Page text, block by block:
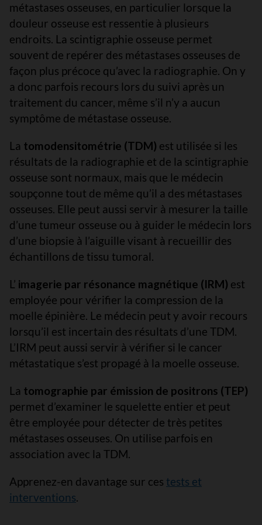
métastases osseuses, en particulier lorsque la
douleur osseuse est ressentie à plusieurs
endroits. La scintigraphie osseuse permet
souvent de repérer des métastases osseuses de
façon plus précoce qu’avec la radiographie. On y
a donc parfois recours lors du suivi après un
traitement du cancer, même s’il n’y a aucun
symptôme de métastase osseuse.
La tomodensitométrie (TDM) est utilisée si les
résultats de la radiographie et de la scintigraphie
osseuse sont normaux, mais que le médecin
soupçonne tout de même qu’il a des métastases
osseuses. Elle peut aussi servir à mesurer la taille
d’une tumeur osseuse ou à guider le médecin lors
d’une biopsie à l’aiguille visant à recueillir des
échantillons de tissu tumoral.
L’ imagerie par résonance magnétique (IRM) est
employée pour vérifier la compression de la
moelle épinière. Le médecin peut y avoir recours
lorsqu’il est incertain des résultats d’une TDM.
L’IRM peut aussi servir à vérifier si le cancer
métastatique s’est propagé à la moelle osseuse.
La tomographie par émission de positrons (TEP)
permet d’examiner le squelette entier et peut
être employée pour détecter de très petites
métastases osseuses. On utilise parfois en
association avec la TDM.
Apprenez-en davantage sur ces tests et
interventions.